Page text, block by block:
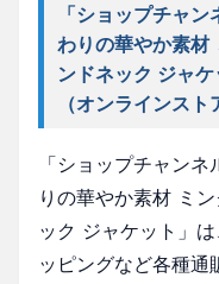
「ショップチャ
わりの華やか素材
ンドネック ジャ
（オンラインスト
「ショップチャン
りの華やか素材 ミ
ック ジャケット」
ッピングなど各種通